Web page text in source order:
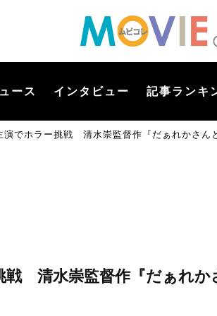
ース インタビュー 記事ランキ
演でホラー挑戦 清水崇監督作『だぁれかさん
戦 清水崇監督作『だぁれか